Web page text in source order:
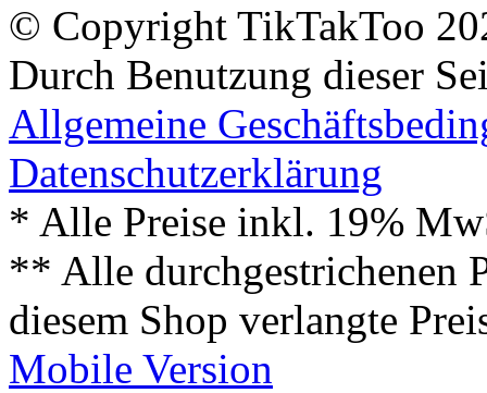
© Copyright TikTakToo
Durch Benutzung dieser
Allgemeine
Datenschutzerklärung
* Alle Preise inkl. 19%
** Alle durchgestrichenen
diesem Shop verlangte
Mobile Version